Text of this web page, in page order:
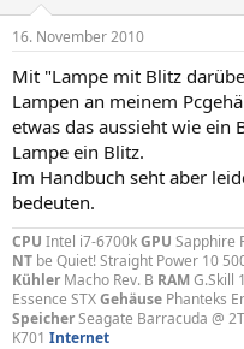
16. November 2010
Mit "Lampe mit Blitz
Lampen an meinem
etwas das aussieht wie ein
Lampe ein Blitz.
Im Handbuch seht aber
bedeuten.
CPU Intel i7-6700kGPU Sapphire
NT be Quiet! Straight Power 10
Kühler Macho Rev. B RAMG.Skill
Essence STXGehäuse Phanteks
SpeicherSeagate Barracuda @
K701 Internet